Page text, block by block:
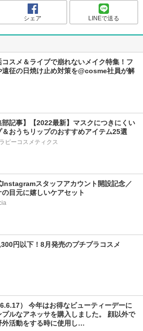
シェア LINEで送る
コスメ＆ライブで崩れないメイク特集！フ
遠征の日焼け止め対策を@cosme社員が解
部記事】【2022最新】マスクにつきにくい
＆おうちリップのおすすめアイテム25選
ピーコスメティクス
Instagramスタッフアカウント開設記念／
の目元に嬉しいケアセット
円以下！8月発売のプチプラコスメ
） 今年はお得なビューティーデーに
プルなアネッサを購入しました。 顔以外で
外活動をする時に使用し…